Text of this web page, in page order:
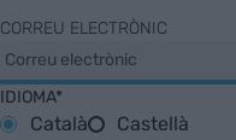
CORREU ELECTRÒNIC
IDIOMA*
Català
Castellà